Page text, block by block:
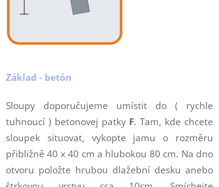
Základ - betón
Sloupy doporučujeme umístit do ( rychle
tuhnoucí ) betonovej patky F. Tam, kde chcete
sloupek situovat, vykopte jamu o rozměru
přibližně 40 x 40 cm a hlubokou 80 cm. Na dno
otvoru položte hrubou dlažební desku anebo